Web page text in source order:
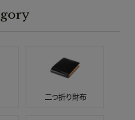
二つ折り財布